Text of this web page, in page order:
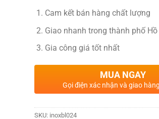
Cam kết bán hàng chất lượng
Giao nhanh trong thành phố
Gia công giá tốt nhất
MUA NGAY
Gọi điện xác nhận và giao
SKU: inoxbl024